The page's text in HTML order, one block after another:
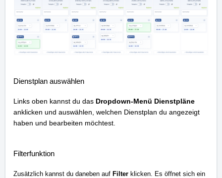
Dienstplan auswählen
Links oben kannst du das Dropdown-Menü Dienstpläne
anklicken und auswählen, welchen Dienstplan du angezeigt
haben und bearbeiten möchtest.
Filterfunktion
Zusätzlich kannst du daneben auf Filter klicken. Es öffnet sich ein